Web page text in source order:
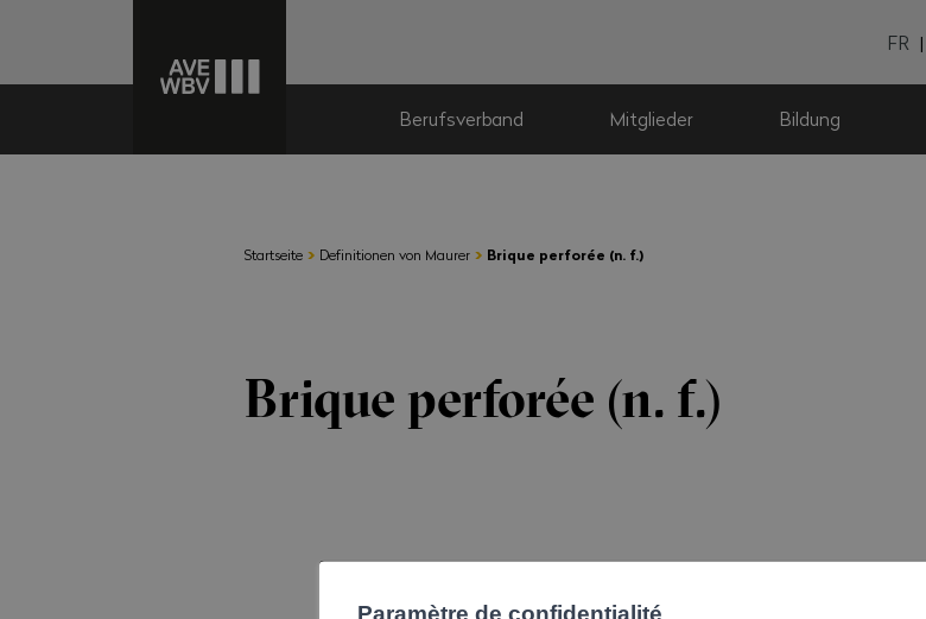
FR
Berufsverband Mitglieder Bildung
Startseite › Definitionen von Maurer › Brique perforée (n. f.)
Brique perforée (n. f.)
Paramètre de confidentialité